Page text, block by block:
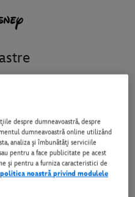
acasă
Epoca de Gheaţă: Punctul
de Fierbere
despre dumneavoastră, despre
dumneavoastră online utilizând
analiza şi îmbunătăţi serviciile
pentru a face publicitate pe acest
şi pentru a furniza caracteristici de
politica noastră privind modulele